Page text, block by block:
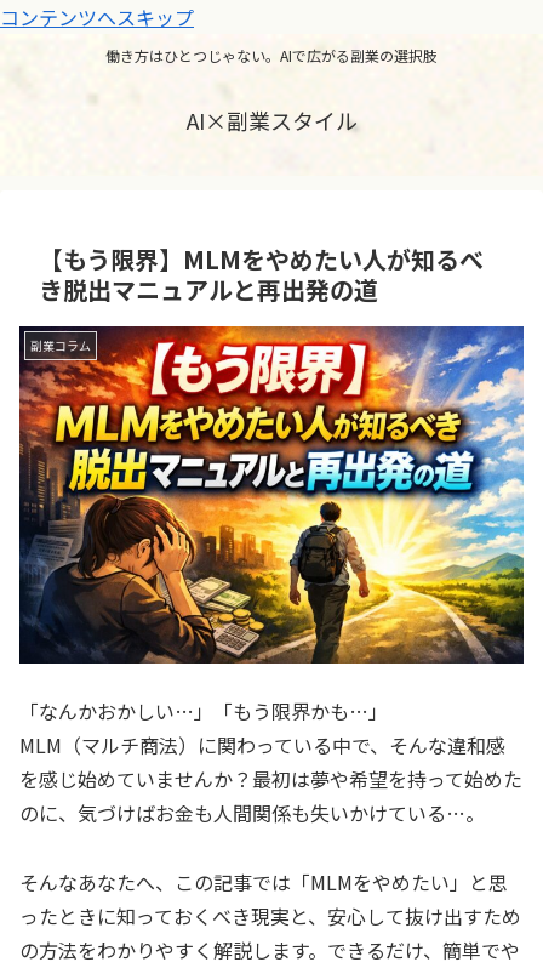
コンテンツへスキップ
働き方はひとつじゃない。AIで広がる副業の選択肢
AI×副業スタイル
【もう限界】MLMをやめたい人が知るべ
き脱出マニュアルと再出発の道
副業コラム
「なんかおかしい…」「もう限界かも…」
MLM（マルチ商法）に関わっている中で、そんな違和感
を感じ始めていませんか？最初は夢や希望を持って始めた
のに、気づけばお金も人間関係も失いかけている…。
そんなあなたへ、この記事では「MLMをやめたい」と思
ったときに知っておくべき現実と、安心して抜け出すため
の方法をわかりやすく解説します。できるだけ、簡単でや